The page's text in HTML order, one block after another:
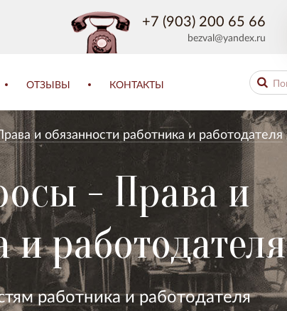
+7 (903) 200 65 66
bezval@yandex.ru
ОТЗЫВЫ КОНТАКТЫ
и обязанности работника и работодателя
- Права и
и работодателя
работника и работодателя